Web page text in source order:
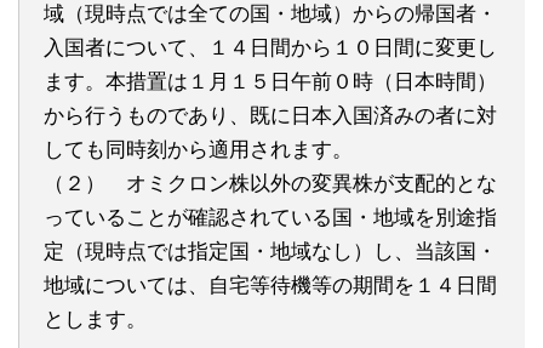
域（現時点では全ての国・地域）からの帰国者・
入国者について、１４日間から１０日間に変更し
ます。本措置は１月１５日午前０時（日本時間）
から行うものであり、既に日本入国済みの者に対
しても同時刻から適用されます。
（２） オミクロン株以外の変異株が支配的とな
っていることが確認されている国・地域を別途指
定（現時点では指定国・地域なし）し、当該国・
地域については、自宅等待機等の期間を１４日間
とします。